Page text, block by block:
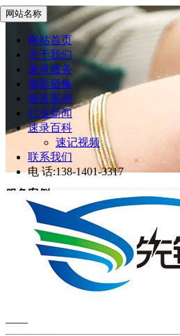
网站名称
网站首页
关于我们
速录服务
摄影摄像
服务案例
行业新闻
速录百科
速记视频
联系我们
电 话:138-1401-3317
服务案例
先锋速记> 服务案例
网站首页
服务案例
第十一届中国用户体验大会
——